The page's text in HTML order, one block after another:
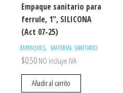
Empaque sanitario para
ferrule, 1″, SILICONA
(Act 07-25)
EMPAQUES, MATERIAL SANITARIO
$0.50 NO incluye IVA
Añadir al carrito